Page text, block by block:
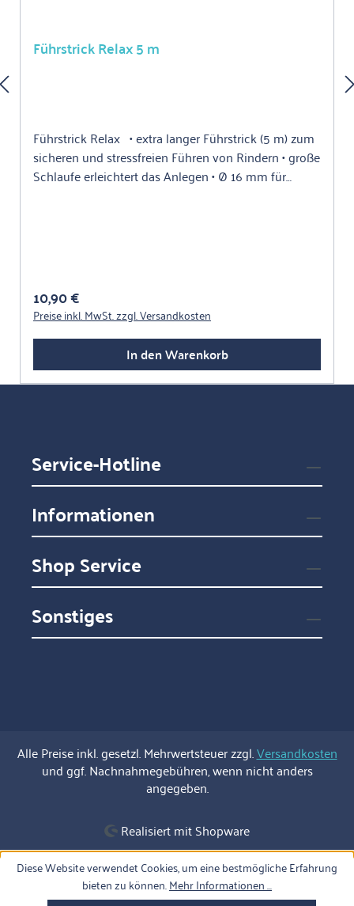
Führstrick Relax 5 m
Führstrick Relax • extra langer Führstrick (5 m) zum
sicheren und stressfreien Führen von Rindern • große
Schlaufe erleichtert das Anlegen • Ø 16 mm für
Regulärer Preis:
10,90 €
Preise inkl. MwSt. zzgl. Versandkosten
In den Warenkorb
Service-Hotline
Informationen
Shop Service
Sonstiges
Alle Preise inkl. gesetzl. Mehrwertsteuer zzgl.Versandkosten
und ggf. Nachnahmegebühren, wenn nicht anders
angegeben.
Realisiert mit Shopware
Diese Website verwendet Cookies, um eine bestmögliche Erfahrung
bieten zu können.Mehr Informationen ...